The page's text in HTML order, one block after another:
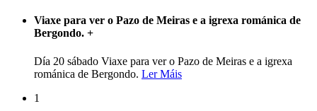
Viaxe para ver o Pazo de Meiras e a igrexa románica de
Bergondo. +
Día 20 sábado Viaxe para ver o Pazo de Meiras e a igrexa
románica de Bergondo. Ler Máis
1